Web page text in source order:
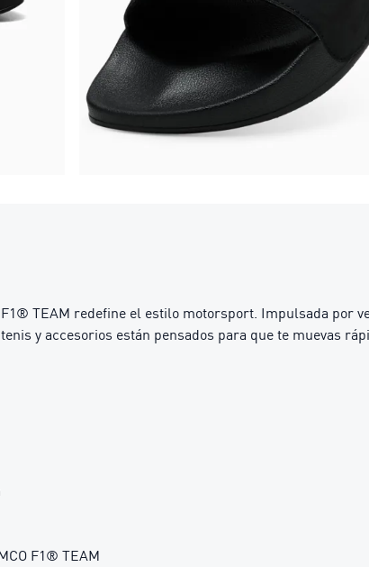
F1® TEAM redefine el estilo motorsport. Impulsada por
y accesorios están pensados para que te muevas
F1® TEAM